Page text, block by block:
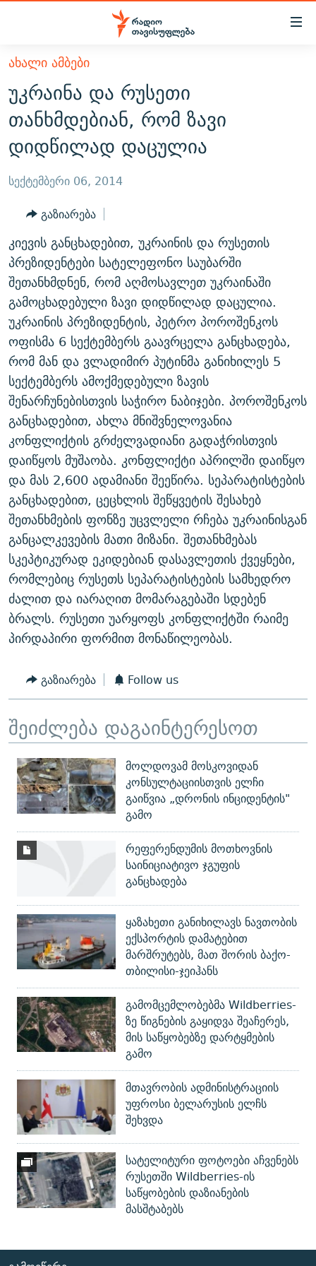
Accessibility
მთავარ
შინაარსზე
დაბრუნება
მთავარ
ნავიგაციაზე
დაბრუნება
ძიებაზე
ᲐᲮᲐᲚᲘ ᲐᲛᲑᲔᲑᲘ
ᲗᲔᲛᲔᲑᲘ
ᲞᲝᲚᲘᲢᲘᲙᲐ
ᲔᲙᲝᲜᲝᲛᲘᲙᲐ
ᲡᲐᲖᲝᲒᲐᲓᲝᲔᲑᲐ
ᲕᲘᲓᲔᲝ
ᲑᲚᲝᲒᲔᲑᲘ
ᲞᲝᲓᲙᲐᲡᲢᲔᲑᲘ
60 ᲓᲔᲪᲘᲑᲔᲚᲘ
ᲒᲐᲜᲙᲘᲗᲮᲕᲘᲡ ᲓᲦᲔ
ᲓᲘᲚᲘᲡ ᲡᲐᲣᲑᲠᲔᲑᲘ
ᲛᲝᲚᲐᲞᲐᲠᲐᲙᲔ ᲢᲔᲥᲡᲢᲔᲑᲘ
ᲨᲘᲜ - ᲣᲪᲮᲝᲔᲗᲨᲘ
ᲚᲘᲢᲔᲠᲐᲢᲣᲠᲣᲚᲘ ᲬᲐᲮᲜᲐᲒᲔᲑᲘ
ᲐᲛᲔᲠᲘᲙᲣᲚᲘ ᲛᲝᲗᲮᲠᲝᲑᲐ
ᲘᲛᲞᲔᲠᲘᲐ ᲓᲐ ᲠᲐᲓᲘᲝ
ᲤᲔᲜᲝᲕᲐᲜᲘ - 2.10
ᲗᲥᲕᲔᲜᲘ ᲞᲣᲑᲚᲘᲙᲐᲪᲘᲔᲑᲘ
ᲞᲠᲝᲔᲥᲢᲔᲑᲘ
ᲣᲙᲠᲐᲘᲜᲐᲨᲘ ᲓᲐᲦᲣᲞᲣᲚᲘ ᲥᲐᲠᲗᲕᲔᲚᲘ ᲛᲔᲑᲠᲫᲝᲚᲔᲑᲘ - 2022
ᲓᲐᲛᲝᲣᲙᲘᲓᲔᲑᲚᲝᲑᲘᲡ 100 ᲬᲔᲚᲘ
ᲩᲔᲛᲘ ᲡᲘᲙᲕᲓᲘᲚᲘᲡ ᲛᲘᲖᲔᲖᲘᲐ COVID-19
11 ᲬᲔᲚᲘ - 11 ᲐᲛᲑᲐᲕᲘ
ᲡᲐᲞᲐᲠᲚᲐᲛᲔᲜᲢᲝ ᲐᲠᲩᲔᲕᲜᲔᲑᲘᲡ ᲘᲡᲢᲝᲠᲘᲐ
ᲑᲐᲕᲨᲕᲔᲑᲘ ᲞᲠᲝᲡᲢᲘᲢᲣᲪᲘᲐᲨᲘ - ᲐᲛᲝᲣᲗᲥᲛᲔᲚᲘ ᲐᲛᲑᲐᲕᲘ
5 ᲐᲛᲑᲐᲕᲘ - 20 ᲘᲕᲜᲘᲡᲡ ᲓᲐᲨᲐᲕᲔᲑᲣᲚᲔᲑᲘ
ᲐᲒᲕᲘᲡᲢᲝᲡ ᲝᲛᲘ
ПРИВЕТ ᲙᲣᲚᲢᲣᲠᲐ
ЭХО КАВКАЗА
ᲒᲐᲛᲝᲘᲬᲔᲠᲔ
რთე/რთ-ის ყველა საიტი
ᲐᲮᲐᲚᲘ ᲐᲛᲑᲔᲑᲘ
უკრაინა და რუსეთი
თანხმდებიან, რომ ზავი
დიდწილად დაცულია
სექტემბერი 06, 2014
გაზიარება
კიევის განცხადებით, უკრაინის და რუსეთის
პრეზიდენტები სატელეფონო საუბარში
შეთანხმდნენ, რომ აღმოსავლეთ უკრაინაში
გამოცხადებული ზავი დიდწილად დაცულია.
უკრაინის პრეზიდენტის, პეტრო პოროშენკოს
ოფისმა 6 სექტემბერს გაავრცელა განცხადება,
რომ მან და ვლადიმირ პუტინმა განიხილეს 5
სექტემბერს ამოქმედებული ზავის
შენარჩუნებისთვის საჭირო ნაბიჯები. პოროშენკოს
განცხადებით, ახლა მნიშვნელოვანია
კონფლიქტის გრძელვადიანი გადაჭრისთვის
დაიწყოს მუშაობა. კონფლიქტი აპრილში დაიწყო
და მას 2,600 ადამიანი შეეწირა. სეპარატისტების
განცხადებით, ცეცხლის შეწყვეტის შესახებ
შეთანხმების ფონზე უცვლელი რჩება უკრაინისგან
განცალკევების მათი მიზანი. შეთანხმებას
სკეპტიკურად ეკიდებიან დასავლეთის ქვეყნები,
რომლებიც რუსეთს სეპარატისტების სამხედრო
ძალით და იარაღით მომარაგებაში სდებენ
ბრალს. რუსეთი უარყოფს კონფლიქტში რაიმე
პირდაპირი ფორმით მონაწილეობას.
გაზიარება Follow us
შეიძლება დაგაინტერესოთ
მოლდოვამ მოსკოვიდან
კონსულტაციისთვის ელჩი
გაიწვია „დრონის ინციდენტის"
გამო
რეფერენდუმის მოთხოვნის
საინიციატივო ჯგუფის
განცხადება
ყაზახეთი განიხილავს ნავთობის
ექსპორტის დამატებით
მარშრუტებს, მათ შორის ბაქო-
თბილისი-ჯეიჰანს
გამომცემლობებმა Wildberries-
ზე წიგნების გაყიდვა შეაჩერეს,
მის საწყობებზე დარტყმების
გამო
მთავრობის ადმინისტრაციის
უფროსი ბელარუსის ელჩს
შეხვდა
სატელიტური ფოტოები აჩვენებს
რუსეთში Wildberries-ის
საწყობების დაზიანების
მასშტაბებს